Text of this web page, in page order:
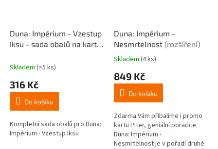
Duna: Impérium - Vzestup
Iksu - sada obalů na karty
Skladem (>5 ks)
316 Kč
Do košíku
Kompletní sada obalů pro Duna:
Impérium - Vzestup Iksu
Duna: Impérium -
Nesmrtelnost (rozšíření)
Průměrné
produktu
5,0
5
hvězdiček.
Skladem (4 ks)
849 Kč
Do košíku
Zdarma Vám přibalíme i promo
kartu Piter, geniální poradce.
Duna: Impérium -
Nesmrtelnost je v pořadí druhé